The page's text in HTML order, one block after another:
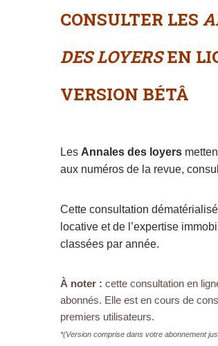
Actualité immobilière
Droit
CONSULTER LES
DES LOYERSEN
VERSION BÉTÂ
Les Annales des loyers
aux numéros de la revue,
Cette consultation
locative et de l’expertise
classées par année.
À noter : cette consultation en
abonnés. Elle est en cours de
premiers utilisateurs.
*(Version comprise dans votre abonnement